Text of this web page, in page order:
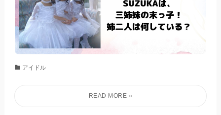
アイドル